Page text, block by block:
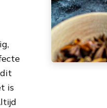
is